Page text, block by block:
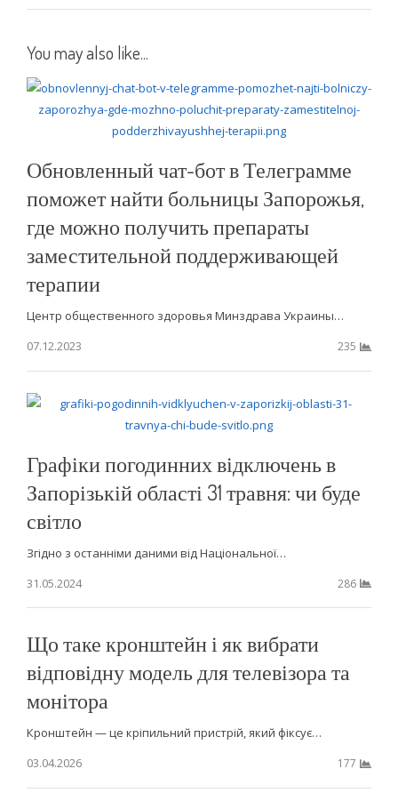
You may also like...
Обновленный чат-бот в Телеграмме
поможет найти больницы Запорожья,
где можно получить препараты
заместительной поддерживающей
терапии
Центр общественного здоровья Минздрава Украины…
07.12.2023
235
Графіки погодинних відключень в
Запорізькій області 31 травня: чи буде
світло
Згідно з останніми даними від Національної…
31.05.2024
286
Що таке кронштейн і як вибрати
відповідну модель для телевізора та
монітора
Кронштейн — це кріпильний пристрій, який фіксує…
03.04.2026
177